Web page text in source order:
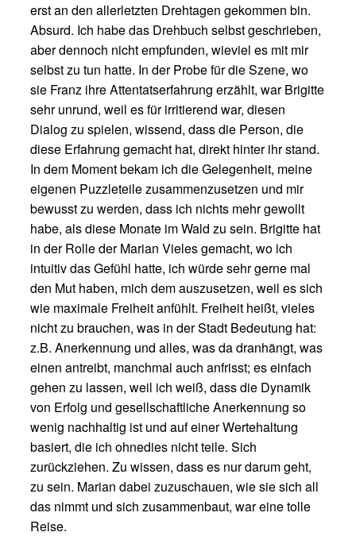
erst an den allerletzten Drehtagen gekommen bin.
Absurd. Ich habe das Drehbuch selbst geschrieben,
aber dennoch nicht empfunden, wieviel es mit mir
selbst zu tun hatte. In der Probe für die Szene, wo
sie Franz ihre Attentatserfahrung erzählt, war Brigitte
sehr unrund, weil es für irritierend war, diesen
Dialog zu spielen, wissend, dass die Person, die
diese Erfahrung gemacht hat, direkt hinter ihr stand.
In dem Moment bekam ich die Gelegenheit, meine
eigenen Puzzleteile zusammenzusetzen und mir
bewusst zu werden, dass ich nichts mehr gewollt
habe, als diese Monate im Wald zu sein. Brigitte hat
in der Rolle der Marian Vieles gemacht, wo ich
intuitiv das Gefühl hatte, ich würde sehr gerne mal
den Mut haben, mich dem auszusetzen, weil es sich
wie maximale Freiheit anfühlt. Freiheit heißt, vieles
nicht zu brauchen, was in der Stadt Bedeutung hat:
z.B. Anerkennung und alles, was da dranhängt, was
einen antreibt, manchmal auch anfrisst; es einfach
gehen zu lassen, weil ich weiß, dass die Dynamik
von Erfolg und gesellschaftliche Anerkennung so
wenig nachhaltig ist und auf einer Wertehaltung
basiert, die ich ohnedies nicht teile. Sich
zurückziehen. Zu wissen, dass es nur darum geht,
zu sein. Marian dabei zuzuschauen, wie sie sich all
das nimmt und sich zusammenbaut, war eine tolle
Reise.